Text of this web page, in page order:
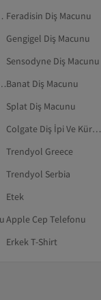
Feradisin Diş Macunu
Gengigel Diş Macunu
Sensodyne Diş Macunu
Diş MacunuBanat Diş Macunu
Splat Diş Macunu
Colgate Diş İpi Ve Kürdanı
Trendyol Greece
Trendyol Serbia
Etek
Apple Cep Telefonu
Erkek T-Shirt